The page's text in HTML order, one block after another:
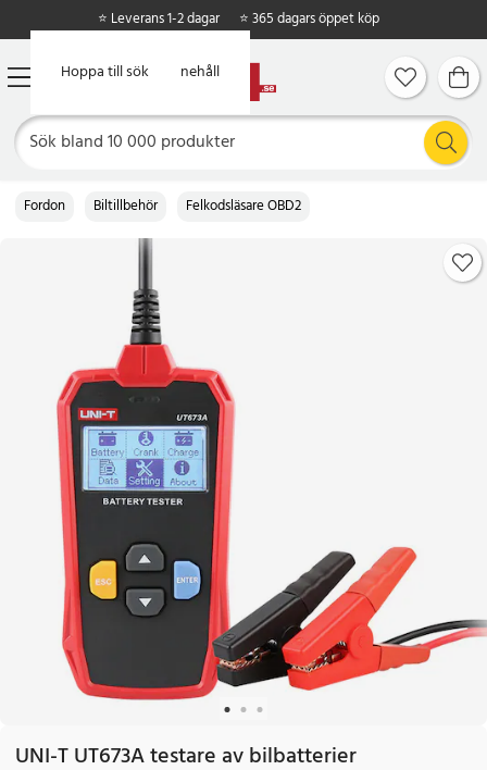
Hoppa till huvudinnehåll
Hoppa till sök
⭐ Leverans 1-2 dagar ⭐ 365 dagars öppet köp
Fordon Biltillbehör Felkodsläsare OBD2
UNI-T UT673A testare av bilbatterier